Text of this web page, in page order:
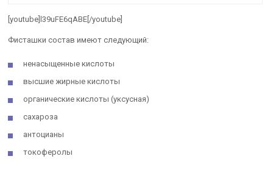
[youtube]l39uFE6qABE[/youtube]
Фисташки состав имеют следующий:
ненасыщенные кислоты
высшие жирные кислоты
органические кислоты (уксусная)
сахароза
антоцианы
токоферолы